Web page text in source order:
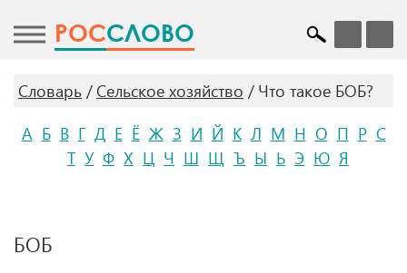
POCСЛОВО
Словарь Сельское хозяйство
Что такое БОБ?
А Б В Г Д Е Ё Ж З И Й К Л М Н О П Р С
Т У Ф Х Ц Ч Ш Щ Ъ Ы Ь Э Ю Я
БОБ